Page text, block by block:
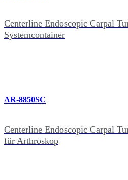
Centerline Endoscopic Carpal
Systemcontainer
AR-8850SC
Centerline Endoscopic Carpal
für Arthroskop